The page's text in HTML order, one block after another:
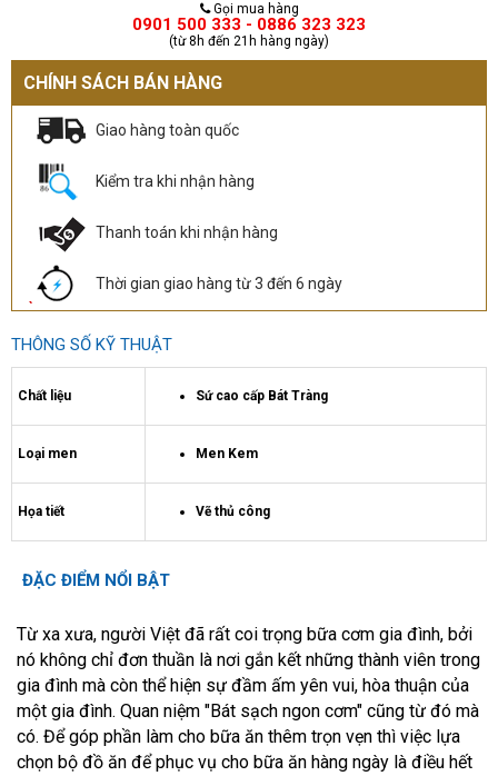
Gọi mua hàng
0901 500 333 - 0886 323 323
(từ 8h đến 21h hàng ngày)
CHÍNH SÁCH BÁN HÀNG
Giao hàng toàn quốc
Kiểm tra khi nhận hàng
Thanh toán khi nhận hàng
Thời gian giao hàng từ 3 đến 6 ngày
THÔNG SỐ KỸ THUẬT
Chất liệu Sứ cao cấp Bát Tràng
Loại men Men Kem
Họa tiết Vẽ thủ công
ĐẶC ĐIỂM NỔI BẬT
Từ xa xưa, người Việt đã rất coi trọng bữa cơm gia đình, bởi
nó không chỉ đơn thuần là nơi gắn kết những thành viên trong
gia đình mà còn thể hiện sự đầm ấm yên vui, hòa thuận của
một gia đình. Quan niệm "Bát sạch ngon cơm" cũng từ đó mà
có. Để góp phần làm cho bữa ăn thêm trọn vẹn thì việc lựa
chọn bộ đồ ăn để phục vụ cho bữa ăn hàng ngày là điều hết